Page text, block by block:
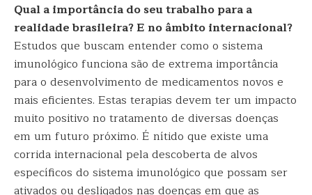
Qual a importância do seu trabalho para a
realidade brasileira? E no âmbito internacional?
Estudos que buscam entender como o sistema
imunológico funciona são de extrema importância
para o desenvolvimento de medicamentos novos e
mais eficientes. Estas terapias devem ter um impacto
muito positivo no tratamento de diversas doenças
em um futuro próximo. É nítido que existe uma
corrida internacional pela descoberta de alvos
específicos do sistema imunológico que possam ser
ativados ou desligados nas doenças em que as